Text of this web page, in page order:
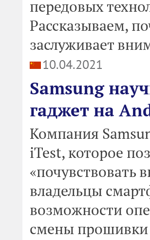
передовых
Рассказываем,
заслуживает
10.04.2021
Samsung
гаджет на
Компания
iTest, которое
«почувствовать
владельцы
возможности
смены прошивки